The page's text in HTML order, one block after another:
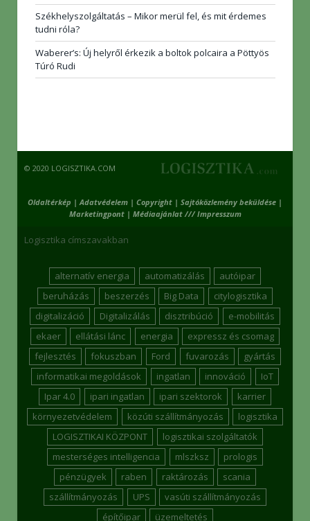
Székhelyszolgáltatás – Mikor merül fel, és mit érdemes
tudni róla?
Waberer’s: Új helyről érkezik a boltok polcaira a Pöttyös
Túró Rudi
© 2020 LOGISZTIKA.COM
Oldaltérkép |Adatvédelem | Copyright | Sajtóközlemény beküldése |
Marketingpont| Médiaajánlat /// Impresszum
Logisztika címszavakban
alternatív energia automatizálás
autóipar
beruházás
beszerzés Big Data
citylogisztika
digitalizáció
Digitalizálás disztribúció
e-mobilitás
ekaer
ellátási lánc energia
expressz és csomag
fejlesztés
fokuszban Ford fuvarozás
gyártás
informatikai megoldások
ingatlan innováció
IoT
Ipar 4.0
ipari ingatlan ipari szektorok
karrier
környezetvédelem
közúti szállítmányozás
logisztika
LOGISZTIKAI KÖZPONT
logisztikai szolgáltatók
mesterséges intelligencia
mlszksz
prologis
pénzügyek
raben raktározás
scania
szállítmányozás
UPS
vasúti szállítmányozás
építőipar
üzemeltetés